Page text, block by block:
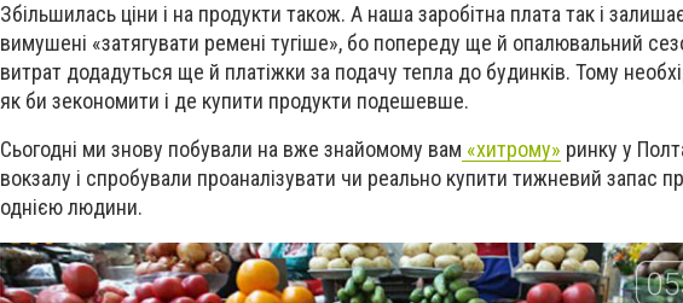
Збільшилась ціни і на продукти також. А наша заробітна плата так і
вимушені «затягувати ремені тугіше», бо попереду ще й опалювальний
витрат додадуться ще й платіжки за подачу тепла до будинків. Тому
як би зекономити і де купити продукти подешевше.
Сьогодні ми знову побували на вже знайомому вам «хитрому» ринку у
вокзалу і спробували проаналізувати чи реально купити тижневий запас
однією людини.